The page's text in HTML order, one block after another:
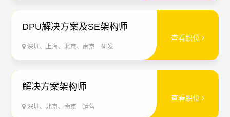
DPU解决方案及SE架构师
深圳、上海、北京、南京 研发
查看职位
解决方案架构师
深圳、北京、南京 运营
查看职位